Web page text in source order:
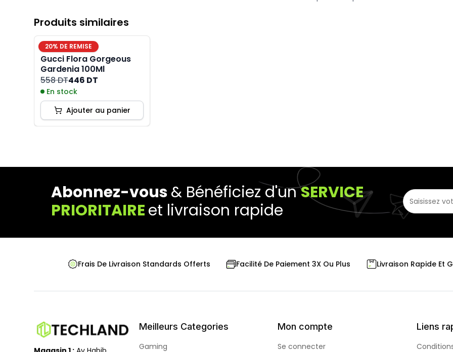
Produits similaires
20% DE REMISE
Gucci Flora Gorgeous
Gardenia 100Ml
558 DT446 DT
En stock
Ajouter au panier
Abonnez-vous& Bénéficiez d'unSERVICE
PRIORITAIREet livraison rapide
Frais De Livraison Standards Offerts Facilité De Paiement 3X Ou Plus Livraison Rapide Et
Meilleurs Categories
Gaming
Mon compte
Se connecter
Liens